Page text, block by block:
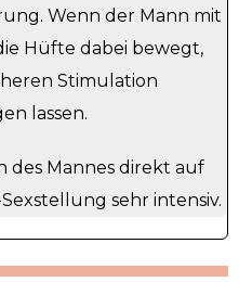
Wenn der Mann mit
Hüfte dabei bewegt,
Stimulation
lassen.
des Mannes direkt auf
Sexstellung sehr intensiv.